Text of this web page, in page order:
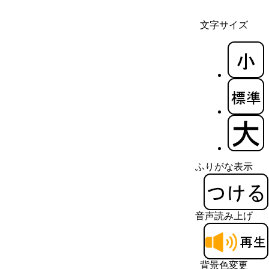
文字サイズ
ふりがな表示
音声読み上げ
背景色変更